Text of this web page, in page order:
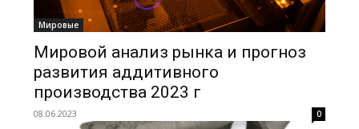
Мировые
Мировой анализ рынка и прогноз
развития аддитивного
производства 2023 г
08.06.2023 0